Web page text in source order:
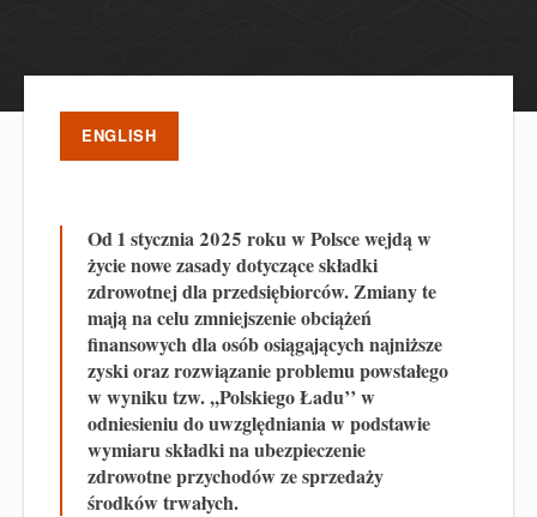
ENGLISH
Od 1 stycznia 2025 roku w Polsce wejdą w
życie nowe zasady dotyczące składki
zdrowotnej dla przedsiębiorców. Zmiany te
mają na celu zmniejszenie obciążeń
finansowych dla osób osiągających najniższe
zyski oraz rozwiązanie problemu powstałego
w wyniku tzw. ,,Polskiego Ładu’’ w
odniesieniu do uwzględniania w podstawie
wymiaru składki na ubezpieczenie
zdrowotne przychodów ze sprzedaży
środków trwałych.